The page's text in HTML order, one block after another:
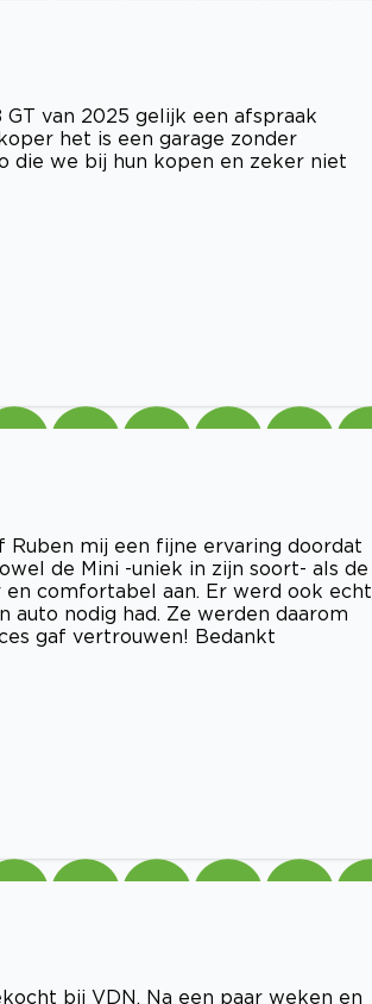
van 2025 gelijk een afspraak
het is een garage zonder
die we bij hun kopen en zeker niet
Ruben mij een fijne ervaring doordat
de Mini -uniek in zijn soort- als de
comfortabel aan. Er werd ook echt
nodig had. Ze werden daarom
gaf vertrouwen! Bedankt
bij VDN. Na een paar weken en